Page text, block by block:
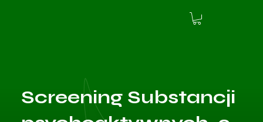
Screening Substancji